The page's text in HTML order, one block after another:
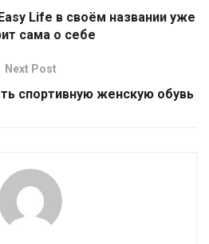
Life в своём названии уже
сама о себе
Next Post
спортивную женскую обувь